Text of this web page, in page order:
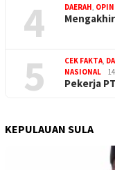
4 DAERAH,
5 CEK FAKTA,
NASIONAL
Pekerja
KEPULAUAN SULA